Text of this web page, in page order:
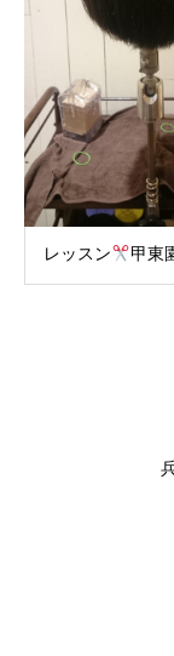
レッスン 甲東